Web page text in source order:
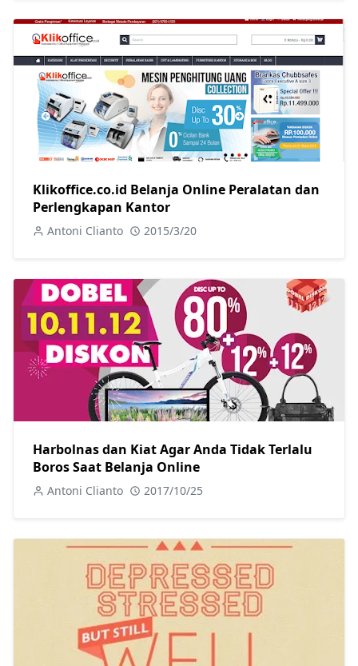
Klikoffice.co.id Belanja Online Peralatan dan
Perlengkapan Kantor
Antoni Clianto 2015/3/20
Harbolnas dan Kiat Agar Anda Tidak Terlalu
Boros Saat Belanja Online
Antoni Clianto 2017/10/25